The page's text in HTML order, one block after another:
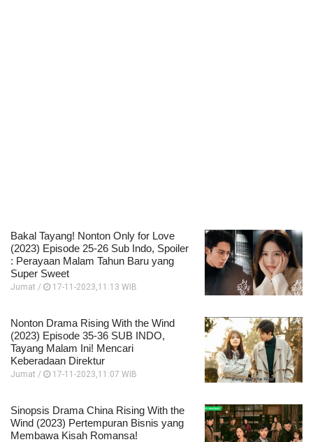
Bakal Tayang! Nonton Only for Love
(2023) Episode 25-26 Sub Indo, Spoiler
: Perayaan Malam Tahun Baru yang
Super Sweet
Jumat / 17-11-2023,11:13 WIB
Nonton Drama Rising With the Wind
(2023) Episode 35-36 SUB INDO,
Tayang Malam Ini! Mencari
Keberadaan Direktur
Jumat / 17-11-2023,11:07 WIB
Sinopsis Drama China Rising With the
Wind (2023) Pertempuran Bisnis yang
Membawa Kisah Romansa!